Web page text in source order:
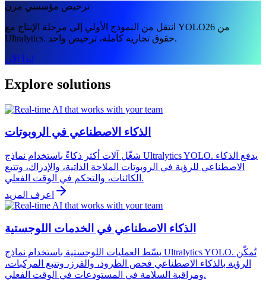
ترخيص مؤسسي مرن
انتقل من النموذج الأولي إلى مرحلة الإنتاج مع YOLO26 من
Ultralytics. حقوق تجارية كاملة، ترخيص واحد.
ابدأ الآن
Explore solutions
الذكاء الاصطناعي في الروبوتات
شغّل آلات أكثر ذكاءً باستخدام نماذج Ultralytics YOLO. يدفع الذكاء
الاصطناعي للرؤية في الروبوتات الملاحة الذاتية، والإدراك، وتتبع
الكائنات، والتحكم في الوقت الفعلي.
اعرف المزيد
الذكاء الاصطناعي في الخدمات اللوجستية
بسّط العمليات اللوجستية باستخدام نماذج Ultralytics YOLO. تُمكّن
الرؤية بالذكاء الاصطناعي فحص الطرود، والفرز، وتتبع المركبات،
ومراقبة السلامة في المستودعات في الوقت الفعلي.